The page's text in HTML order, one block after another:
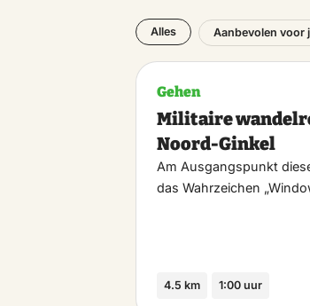
Alles Aanbevolen voor
Gehen
Militaire
Noord-Ginkel
Am Ausgangspunkt
das Wahrzeichen
4.5 km 1:00 uur